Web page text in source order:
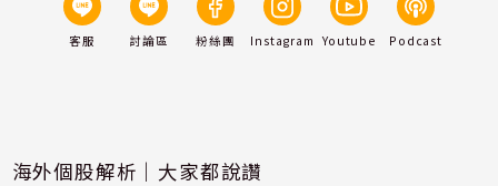
客服 討論區 粉絲團 Instagram Youtube Podcast
海外個股解析｜大家都說讚